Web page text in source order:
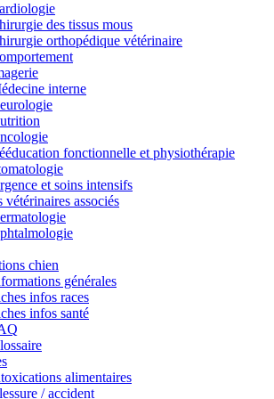
des tissus mous
orthopédique vétérinaire
interne
fonctionnelle et physiothérapie
et soins intensifs
vétérinaires associés
chien
générales
infos races
infos santé
alimentaires
/ accident